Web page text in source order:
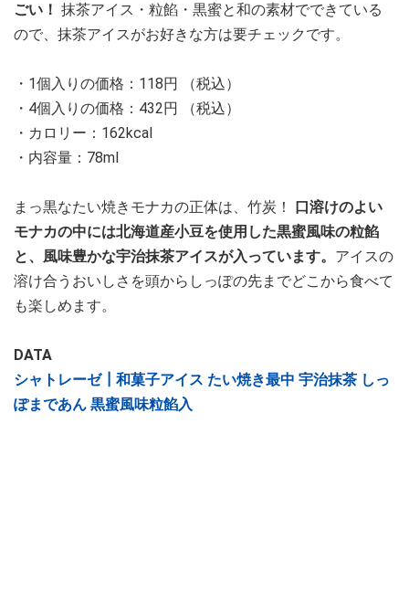
ごい！ 抹茶アイス・粒餡・黒蜜と和の素材でできている
ので、抹茶アイスがお好きな方は要チェックです。
・1個入りの価格：118円 （税込）
・4個入りの価格：432円 （税込）
・カロリー：162kcal
・内容量：78ml
まっ黒なたい焼きモナカの正体は、竹炭！
口溶けのよい
モナカの中には北海道産小豆を使用した黒蜜風味の粒餡
と、風味豊かな宇治抹茶アイスが入っています。 アイスの
溶け合うおいしさを頭からしっぽの先までどこから食べて
も楽しめます。
DATA
シャトレーゼ┃和菓子アイス たい焼き最中 宇治抹茶 しっ
ぽまであん 黒蜜風味粒餡入